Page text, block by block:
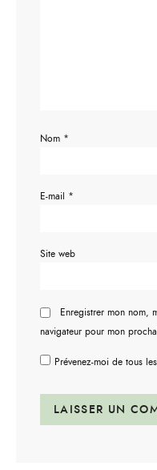
Nom *
E-mail *
Site web
Enregistrer mon nom,
navigateur pour mon
Prévenez-moi de tous